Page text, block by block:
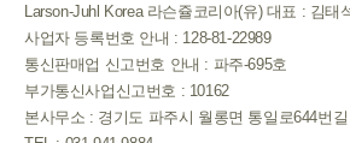
Larson-Juhl Korea 라슨쥴코리아(유) 대표 : 김태
사업자 등록번호 안내 : 128-81-22989
통신판매업 신고번호 안내 : 파주-695호
부가통신사업신고번호 : 10162
본사무소 : 경기도 파주시 월롱면 통일로644번길